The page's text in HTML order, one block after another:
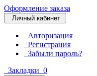
Оформление заказа
Личный кабинет
Авторизация
Регистрация
Забыли пароль?
Закладки 0